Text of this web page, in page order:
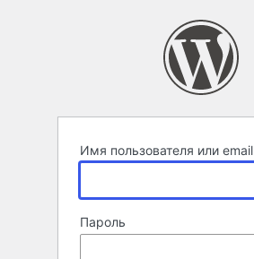
Имя пользователя или email
Пароль